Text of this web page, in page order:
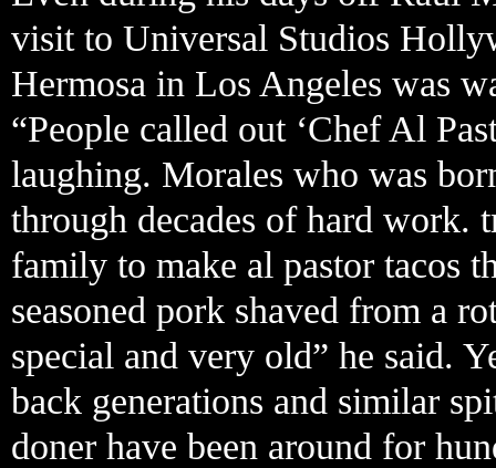
visit to Universal Studios
Hermosa in Los Angeles was
“People called out ‘Chef Al
laughing. Morales who was
through decades of hard work.
family to make al pastor tacos
seasoned pork shaved from a
special and very old” he said.
back generations and similar
doner have been around for